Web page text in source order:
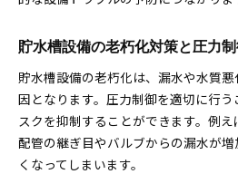
貯水槽設備の老朽化対策と圧力
貯水槽設備の老朽化は、漏水や水質
因となります。圧力制御を適切に行
スクを抑制することができます。例
配管の継ぎ目やバルブからの漏水が
くなってしまいます。